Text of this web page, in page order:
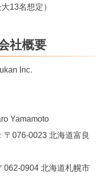
13名想定）
社概要
Inc.
Yamamoto
076-0023 北海道富良
0904 北海道札幌市